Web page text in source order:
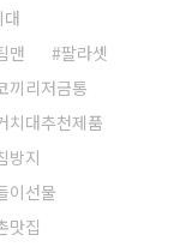
맨
팔라셋
끼리저금통
치대추천제품
방지
이선물
맛집